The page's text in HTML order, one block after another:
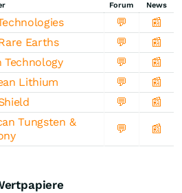
Forum News
💬
📰
Earths 💬
📰
Technology 💬
📰
Lithium
💬
📰
💬
📰
Tungsten &
💬 📰